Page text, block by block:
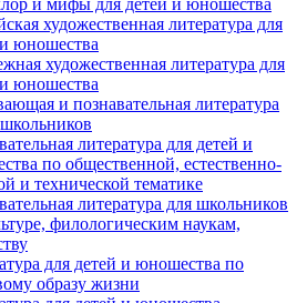
и мифы для детей и юношества
художественная литература для
юношества
художественная литература для
юношества
и познавательная литература
литература для детей и
по общественной, естественно-
и технической тематике
литература для школьников
филологическим наукам,
для детей и юношества по
образу жизни